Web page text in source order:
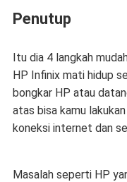
Penutup
Itu dia 4 langkah
HP Infinix mati hidup
bongkar HP atau
atas bisa kamu
koneksi internet dan
Masalah seperti HP